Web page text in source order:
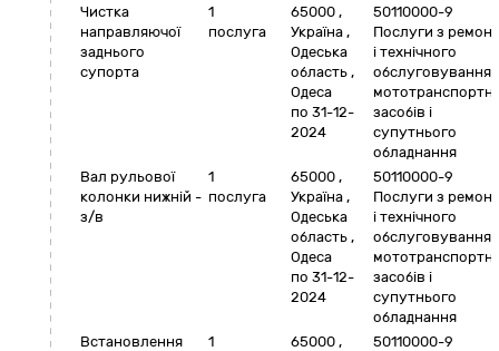
Чистка
направляючої
заднього
супорта
1
послуга
65000 ,
Україна ,
Одеська
область ,
Одеса
по 31-12-
2024
50110000-9
Послуги з
і технічного
обслуговування
засобів і
супутнього
обладнання
Вал рульової
колонки нижній -
з/в
1
послуга
65000 ,
Україна ,
Одеська
область ,
Одеса
по 31-12-
2024
50110000-9
Послуги з
і технічного
обслуговування
засобів і
супутнього
обладнання
Встановлення
1
65000 ,
50110000-9